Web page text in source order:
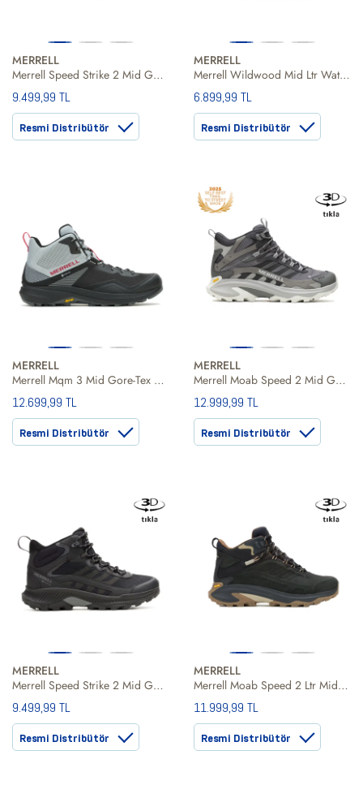
MERRELL
Merrell Speed Strike 2 Mid Gore-Tex Erkek Yeşil Bot
9.499,99 TL
Resmi Distribütör
MERRELL
Merrell Wildwood Mid Ltr Waterproof Erkek Bot
6.899,99 TL
Resmi Distribütör
MERRELL
Merrell Mqm 3 Mid Gore-Tex Erkek Bot
12.699,99 TL
Resmi Distribütör
MERRELL
Merrell Moab Speed 2 Mid Gore-Tex Erkek Bot
12.999,99 TL
Resmi Distribütör
MERRELL
Merrell Speed Strike 2 Mid Gore-Tex Erkek Siyah Bot
9.499,99 TL
Resmi Distribütör
MERRELL
Merrell Moab Speed 2 Ltr Mid Waterproof Erkek Siyah Bot
11.999,99 TL
Resmi Distribütör